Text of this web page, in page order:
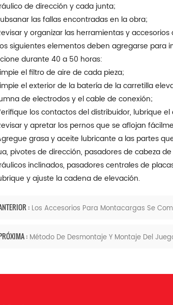
de dirección y cada junta;
las fallas encontradas en la obra;
y organizar las herramientas y accesorios
siguientes elementos deben agregarse
durante 40 a 50 horas:
el filtro de aire de cada pieza;
el exterior de la batería de la carretilla
de electrodos y el cable de conexión;
los contactos del distribuidor, lubrique
y apretar los pernos que se aflojan
grasa y aceite lubricante a las partes
pivotes de dirección, pasadores de cabeza
inclinados, pasadores centrales de
y ajuste la cadena de elevación.
: Los Accesorios Para Montacargas Se
: Método De Desmontaje Y Montaje Del